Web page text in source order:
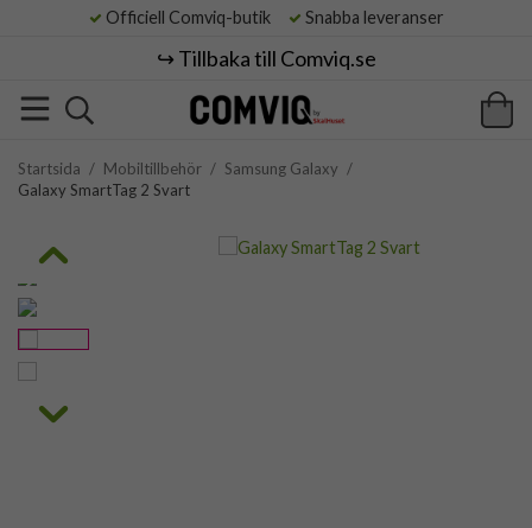
Officiell Comviq-butik Snabba leveranser
↪️ Tillbaka till Comviq.se
Startsida / Mobiltillbehör / Samsung Galaxy /
Galaxy SmartTag 2 Svart